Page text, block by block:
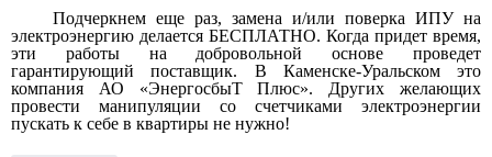
Подчеркнем еще раз, замена и/или поверка ИПУ на
электроэнергию делается БЕСПЛАТНО. Когда придет время,
эти работы на добровольной основе проведет
гарантирующий поставщик. В Каменске-Уральском это
компания АО «ЭнергосбыТ Плюс». Других желающих
провести манипуляции со счетчиками электроэнергии
пускать к себе в квартиры не нужно!